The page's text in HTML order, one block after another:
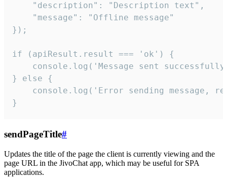
    "description": "Description text",
    "message": "Offline message"
});
if (apiResult.result === 'ok') {
console.log('Message sent
} else {
console.log('Error sending message,
}
sendPageTitle#
Updates the title of the page the client is currently viewing and the
page URL in the JivoChat app, which may be useful for SPA
applications.